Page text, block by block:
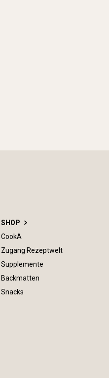
SHOP
CookA
Zugang Rezeptwelt
Supplemente
Backmatten
Snacks